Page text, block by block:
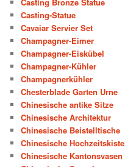
Casting Bronze Statue
Casting-Statue
Cavaiar Servier Set
Champagner-Eimer
Champagner-Eiskübel
Champagner-Kühler
Champagnerkühler
Chesterblade Garten Urne
Chinesische antike Sitze
Chinesische Architektur
Chinesische Beistelltische
Chinesische Hochzeitskiste
Chinesische Kantonsvasen